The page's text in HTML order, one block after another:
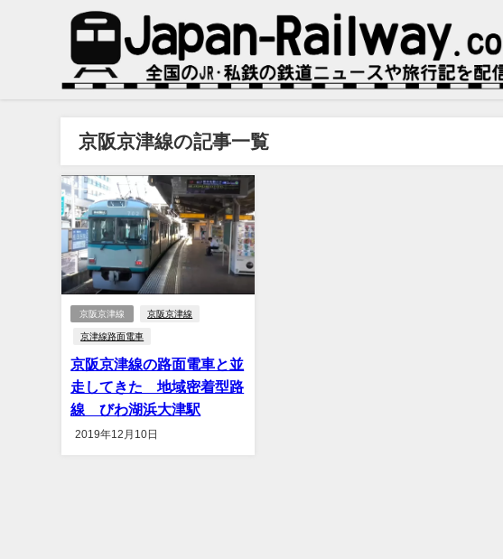
京阪京津線の記事一覧
京阪京津線 京阪京津線
京津線路面電車
京阪京津線の路面電車と並
走してきた 地域密着型路
線 びわ湖浜大津駅
2019年12月10日